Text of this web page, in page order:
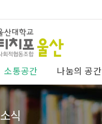
소통공간 나눔의 공간
소식